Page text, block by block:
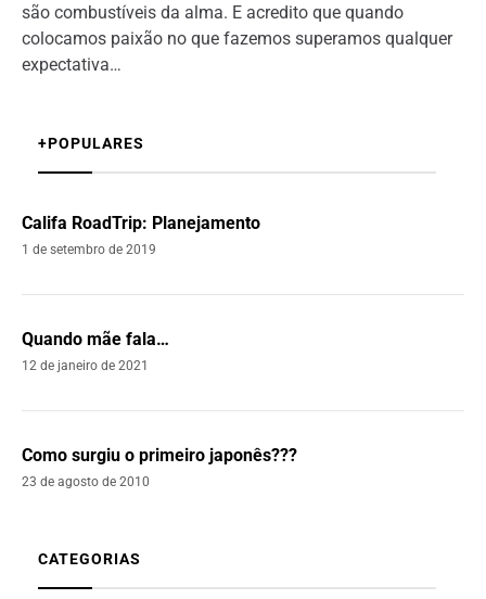
são combustíveis da alma. E acredito que quando
colocamos paixão no que fazemos superamos qualquer
expectativa…
+POPULARES
Califa RoadTrip: Planejamento
1 de setembro de 2019
Quando mãe fala…
12 de janeiro de 2021
Como surgiu o primeiro japonês???
23 de agosto de 2010
CATEGORIAS